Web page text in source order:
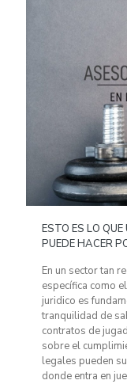
ESTO ES LO
PUEDE HACER
En un sector tan
específica como
juridico es
tranquilidad de
contratos de
sobre el
legales pueden
donde entra en